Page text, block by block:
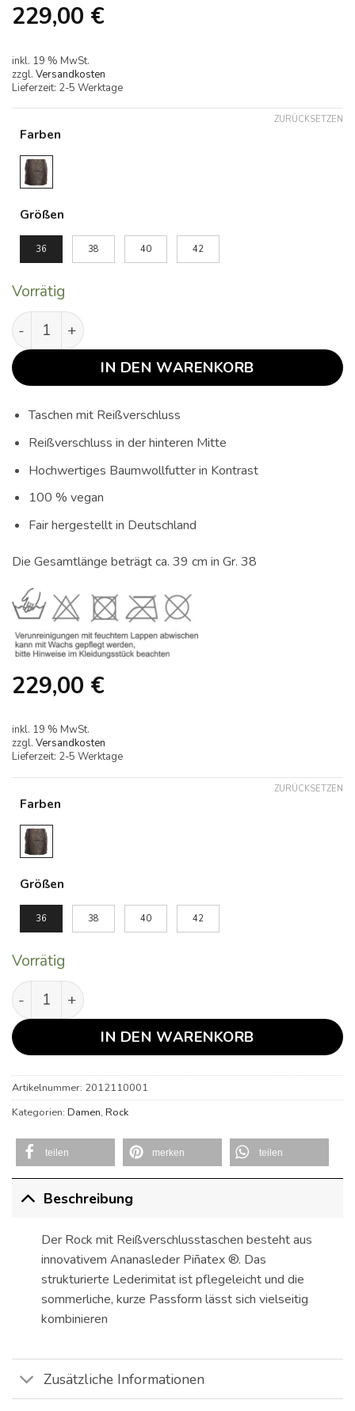
229,00 €
inkl. 19 % MwSt.
zzgl. Versandkosten
Lieferzeit: 2-5 Werktage
Farben
Größen
36 38 40 42
ZURÜCKSETZEN
Vorrätig
Jenny Menge
IN DEN WARENKORB
Alternative:
Taschen mit Reißverschluss
Reißverschluss in der hinteren Mitte
Hochwertiges Baumwollfutter in Kontrast
100 % vegan
Fair hergestellt in Deutschland
Die Gesamtlänge beträgt ca. 39 cm in Gr. 38
229,00 €
inkl. 19 % MwSt.
zzgl. Versandkosten
Lieferzeit: 2-5 Werktage
Farben
Größen
36 38 40 42
ZURÜCKSETZEN
Vorrätig
Jenny Menge
IN DEN WARENKORB
Alternative:
Artikelnummer: 2012110001
Kategorien: Damen, Rock
teilen merken teilen
Beschreibung
Der Rock mit Reißverschlusstaschen besteht aus
innovativem Ananasleder Piñatex ®. Das
strukturierte Lederimitat ist pflegeleicht und die
sommerliche, kurze Passform lässt sich vielseitig
kombinieren
Zusätzliche Informationen